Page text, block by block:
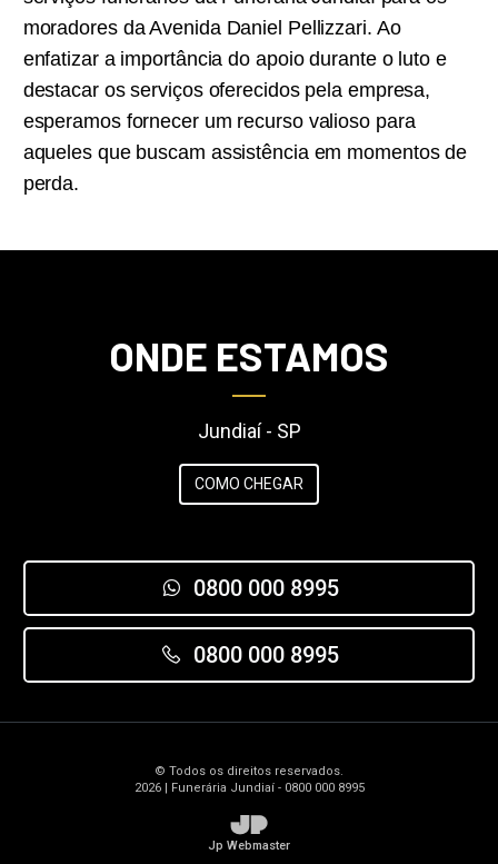
moradores da Avenida Daniel Pellizzari. Ao
enfatizar a importância do apoio durante o luto e
destacar os serviços oferecidos pela empresa,
esperamos fornecer um recurso valioso para
aqueles que buscam assistência em momentos de
perda.
ONDE ESTAMOS
Jundiaí - SP
COMO CHEGAR
0800 000 8995
0800 000 8995
© Todos os direitos reservados.
2026 | Funerária Jundiaí - 0800 000 8995
JP
Jp Webmaster